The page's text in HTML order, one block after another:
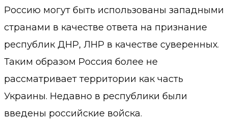
Россию могут быть использованы западными
странами в качестве ответа на признание
республик ДНР, ЛНР в качестве суверенных.
Таким образом Россия более не
рассматривает территории как часть
Украины. Недавно в республики были
введены российские войска.